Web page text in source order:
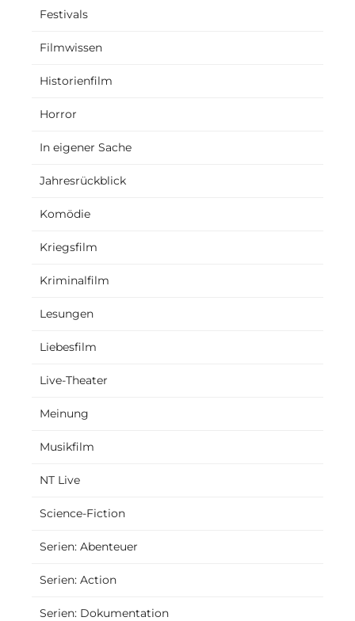
Festivals
Filmwissen
Historienfilm
Horror
In eigener Sache
Jahresrückblick
Komödie
Kriegsfilm
Kriminalfilm
Lesungen
Liebesfilm
Live-Theater
Meinung
Musikfilm
NT Live
Science-Fiction
Serien: Abenteuer
Serien: Action
Serien: Dokumentation